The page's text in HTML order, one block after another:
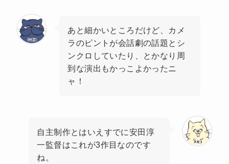
あと細かいところだけど、カメ
ラのピントが会話劇の話題とシ
ンクロしていたり、とかなり周
到な演出もかっこよかったニ
ャ！
自主制作とはいえすでに安田淳
一監督はこれが3作目なのです
ね。